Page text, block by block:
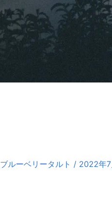
ブルーベリータルト / 2022年